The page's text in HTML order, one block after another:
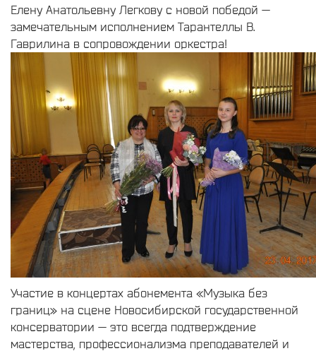
Елену Анатольевну Легкову с новой победой —
замечательным исполнением Тарантеллы В.
Гаврилина в сопровождении оркестра!
Участие в концертах абонемента «Музыка без
границ» на сцене Новосибирской государственной
консерватории — это всегда подтверждение
мастерства, профессионализма преподавателей и